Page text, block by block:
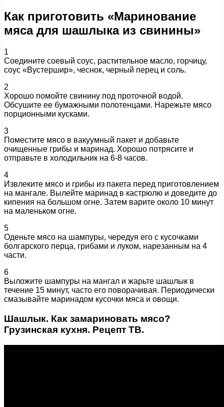
Как приготовить «Маринование
мяса для шашлыка из свинины»
1
Соедините соевый соус, растительное масло, горчицу,
соус «Вустершир», чеснок, черный перец и соль.
2
Хорошо помойте свинину под проточной водой.
Обсушите ее бумажными полотенцами. Нарежьте мясо
порционными кусками.
3
Поместите мясо в вакуумный пакет и добавьте
очищенные грибы и маринад. Хорошо потрясите и
отправьте в холодильник на 6-8 часов.
4
Извлеките мясо и грибы из пакета перед приготовлением
на мангале. Вылейте маринад в кастрюлю и доведите до
кипения на большом огне. Затем варите около 10 минут
на маленьком огне.
5
Оденьте мясо на шампуры, чередуя его с кусочками
болгарского перца, грибами и луком, нарезанным на 4
части.
6
Выложите шампуры на мангал и жарьте шашлык в
течение 15 минут, часто его поворачивая. Периодически
смазывайте маринадом кусочки мяса и овощи.
Шашлык. Как замариновать мясо?
Грузинская кухня. Рецепт ТВ.